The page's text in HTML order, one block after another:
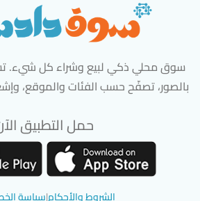
سوق محلي ذكي لبيع وشراء كل شيء.
بالصور، تصفّح حسب الفئات والموقع،
حمل التطبيق
الشروط والأحكام|سياسة